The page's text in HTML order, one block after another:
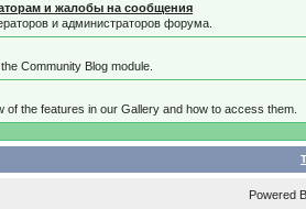
и жалобы на сообщения
и администраторов форума.
Community Blog module.
of the features in our Gallery and how to access them.
Powered